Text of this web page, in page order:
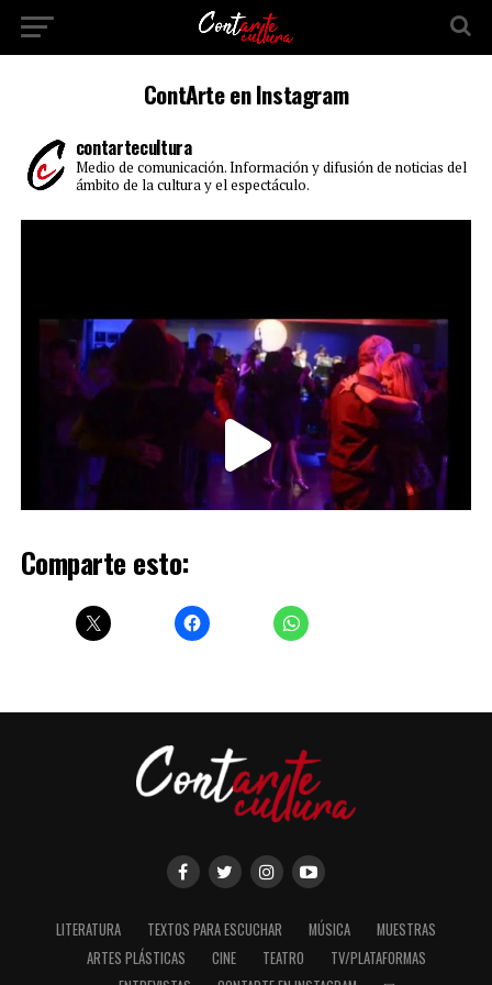
ContArte en Instagram
contartecultura
Medio de comunicación. Información y difusión de noticias del
ámbito de la cultura y el espectáculo.
Comparte esto:
LITERATURA TEXTOS PARA ESCUCHAR MÚSICA
MUESTRAS
ARTES PLÁSTICAS
CINE TEATRO
TV/PLATAFORMAS